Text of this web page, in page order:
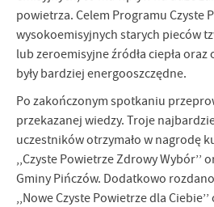
powietrza. Celem Programu Czyste
wysokoemisyjnych starych pieców
lub zeroemisyjne źródła ciepła
były bardziej energooszczędne.
Po zakończonym spotkaniu
przekazanej wiedzy. Troje
uczestników otrzymało w nagrodę
,,Czyste Powietrze Zdrowy Wybór’’
Gminy Pińczów. Dodatkowo
,,Nowe Czyste Powietrze dla